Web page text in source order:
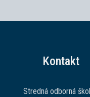
Kontakt
Stredná odborná